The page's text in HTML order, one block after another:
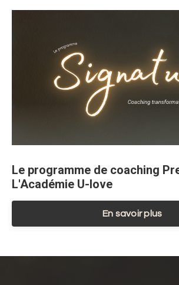
Le programme de coaching
L'Académie U-love
En savoir plus